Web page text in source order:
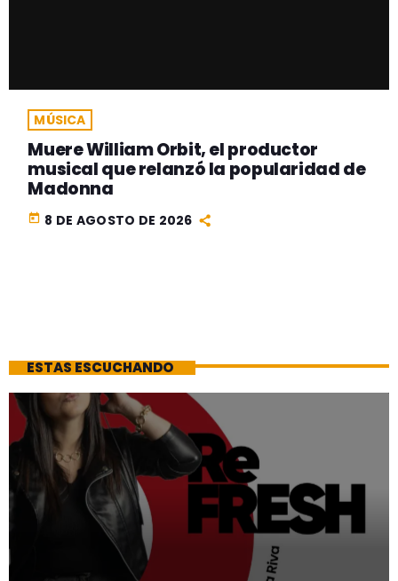
MÚSICA
Muere William Orbit, el productor
musical que relanzó la popularidad de
Madonna
today 8 DE AGOSTO DE 2026
ESTAS ESCUCHANDO